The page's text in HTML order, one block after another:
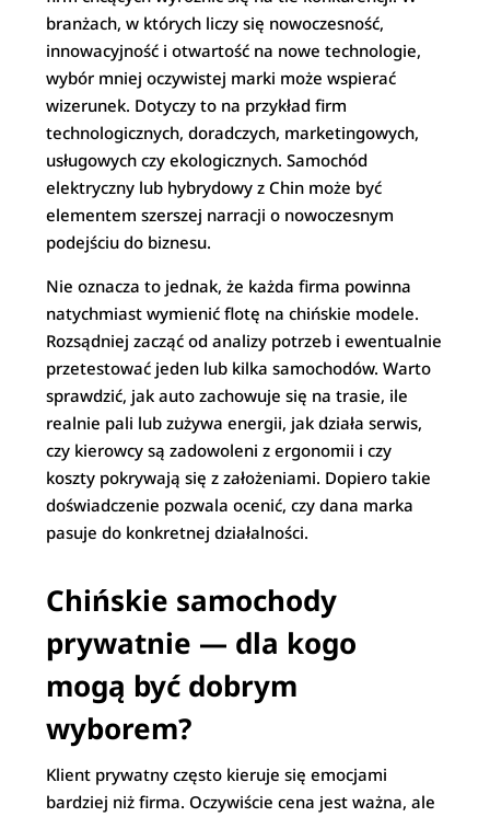
branżach, w których liczy się nowoczesność,
innowacyjność i otwartość na nowe technologie,
wybór mniej oczywistej marki może wspierać
wizerunek. Dotyczy to na przykład firm
technologicznych, doradczych, marketingowych,
usługowych czy ekologicznych. Samochód
elektryczny lub hybrydowy z Chin może być
elementem szerszej narracji o nowoczesnym
podejściu do biznesu.
Nie oznacza to jednak, że każda firma powinna
natychmiast wymienić flotę na chińskie modele.
Rozsądniej zacząć od analizy potrzeb i ewentualnie
przetestować jeden lub kilka samochodów. Warto
sprawdzić, jak auto zachowuje się na trasie, ile
realnie pali lub zużywa energii, jak działa serwis,
czy kierowcy są zadowoleni z ergonomii i czy
koszty pokrywają się z założeniami. Dopiero takie
doświadczenie pozwala ocenić, czy dana marka
pasuje do konkretnej działalności.
Chińskie samochody
prywatnie — dla kogo
mogą być dobrym
wyborem?
Klient prywatny często kieruje się emocjami
bardziej niż firma. Oczywiście cena jest ważna, ale